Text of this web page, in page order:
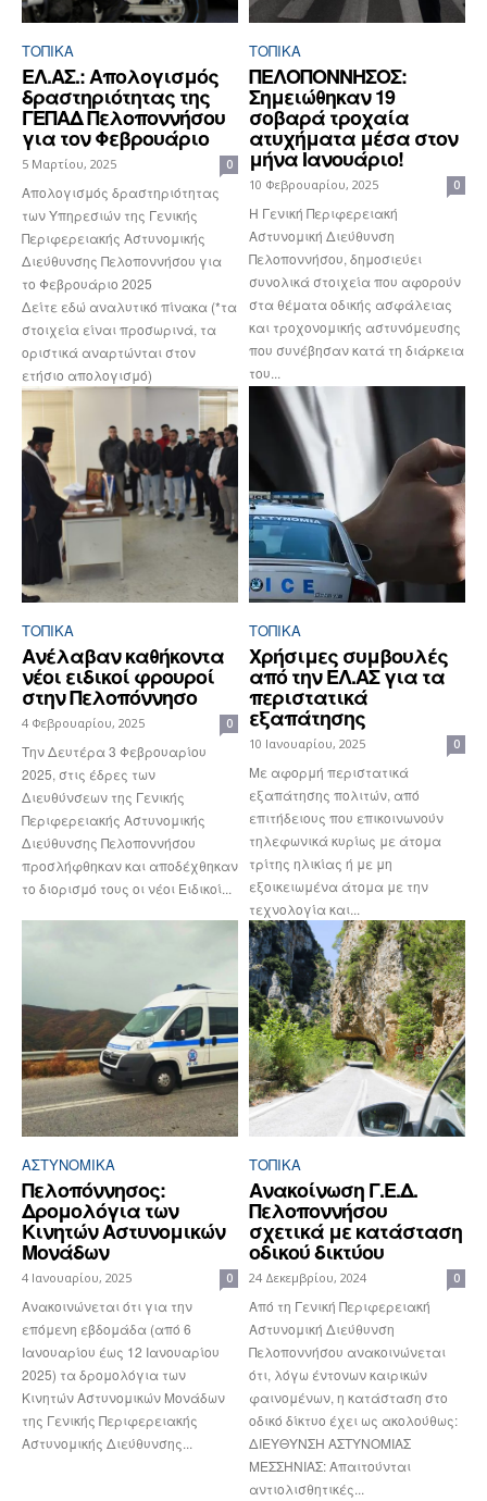
ΤΟΠΙΚΑ
ΕΛ.ΑΣ.: Απολογισμός
δραστηριότητας της
ΓΕΠΑΔ Πελοποννήσου
για τον Φεβρουάριο
5 Μαρτίου, 2025 0
Απολογισμός δραστηριότητας
των Υπηρεσιών της Γενικής
Περιφερειακής Αστυνομικής
Διεύθυνσης Πελοποννήσου για
το Φεβρουάριο 2025
Δείτε εδώ αναλυτικό πίνακα (*τα
στοιχεία είναι προσωρινά, τα
οριστικά αναρτώνται στον
ετήσιο απολογισμό)
ΤΟΠΙΚΑ
ΠΕΛΟΠΟΝΝΗΣΟΣ:
Σημειώθηκαν 19
σοβαρά τροχαία
ατυχήματα μέσα στον
μήνα Ιανουάριο!
10 Φεβρουαρίου, 2025 0
Η Γενική Περιφερειακή
Αστυνομική Διεύθυνση
Πελοποννήσου, δημοσιεύει
συνολικά στοιχεία που αφορούν
στα θέματα οδικής ασφάλειας
και τροχονομικής αστυνόμευσης
που συνέβησαν κατά τη διάρκεια
του...
ΤΟΠΙΚΑ
Ανέλαβαν καθήκοντα
νέοι ειδικοί φρουροί
στην Πελοπόννησο
4 Φεβρουαρίου, 2025 0
Την Δευτέρα 3 Φεβρουαρίου
2025, στις έδρες των
Διευθύνσεων της Γενικής
Περιφερειακής Αστυνομικής
Διεύθυνσης Πελοποννήσου
προσλήφθηκαν και αποδέχθηκαν
το διορισμό τους οι νέοι Ειδικοί...
ΤΟΠΙΚΑ
Χρήσιμες συμβουλές
από την EΛ.ΑΣ για τα
περιστατικά
εξαπάτησης
10 Ιανουαρίου, 2025 0
Με αφορμή περιστατικά
εξαπάτησης πολιτών, από
επιτήδειους που επικοινωνούν
τηλεφωνικά κυρίως με άτομα
τρίτης ηλικίας ή με μη
εξοικειωμένα άτομα με την
τεχνολογία και...
ΑΣΤΥΝΟΜΙΚΆ
Πελοπόννησος:
Δρομολόγια των
Κινητών Αστυνομικών
Μονάδων
4 Ιανουαρίου, 2025 0
Ανακοινώνεται ότι για την
επόμενη εβδομάδα (από 6
Ιανουαρίου έως 12 Ιανουαρίου
2025) τα δρομολόγια των
Κινητών Αστυνομικών Μονάδων
της Γενικής Περιφερειακής
Αστυνομικής Διεύθυνσης...
ΤΟΠΙΚΑ
Ανακοίνωση Γ.Ε.Δ.
Πελοποννήσου
σχετικά με κατάσταση
οδικού δικτύου
24 Δεκεμβρίου, 2024 0
Από τη Γενική Περιφερειακή
Αστυνομική Διεύθυνση
Πελοποννήσου ανακοινώνεται
ότι, λόγω έντονων καιρικών
φαινομένων, η κατάσταση στο
οδικό δίκτυο έχει ως ακολούθως:
ΔΙΕΥΘΥΝΣΗ ΑΣΤΥΝΟΜΙΑΣ
ΜΕΣΣΗΝΙΑΣ: Απαιτούνται
αντιολισθητικές...